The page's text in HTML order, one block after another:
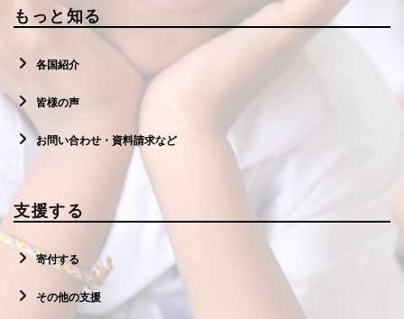
もっと知る
各国紹介
皆様の声
お問い合わせ・資料請求など
支援する
寄付する
その他の支援